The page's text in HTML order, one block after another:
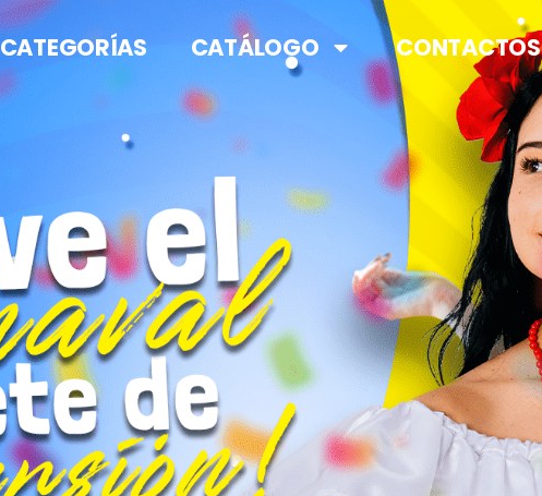
CATEGORÍAS CATÁLOGO CONTACTOS